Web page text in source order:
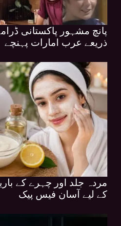
پانچ مشہور پاکستانی
ذریعے عرب امارات پہنچے
مردہ جلد اور چہرے کے
کے لیے آسان فیس پیک